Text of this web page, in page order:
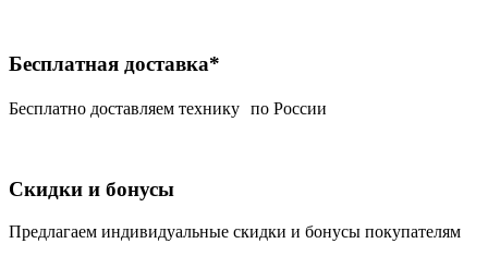
Бесплатная доставка*
Беcплатно доставляем технику по России
Скидки и бонусы
Предлагаем индивидуальные скидки и бонусы покупателям